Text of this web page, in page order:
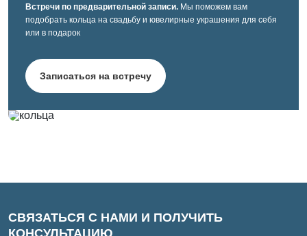
Встречи по предварительной записи. Мы поможем вам
подобрать кольца на свадьбу и ювелирные украшения для себя
или в подарок
Записаться на встречу
СВЯЗАТЬСЯ С НАМИ И ПОЛУЧИТЬ
КОНСУЛЬТАЦИЮ